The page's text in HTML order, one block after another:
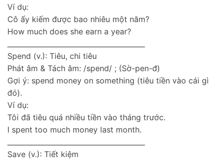
Ví dụ:
Cô ấy kiếm được bao nhiêu một năm?
How much does she earn a year?
Spend (v.): Tiêu, chi tiêu
Phát âm & Tách âm: /spend/ ; (Sờ-pen-đ)
Gợi ý: spend money on something (tiêu tiền vào cái gì
đó).
Ví dụ:
Tôi đã tiêu quá nhiều tiền vào tháng trước.
I spent too much money last month.
Save (v.): Tiết kiệm